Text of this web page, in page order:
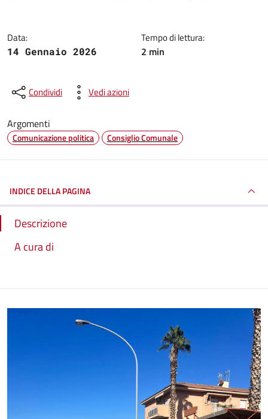
Data:
14 Gennaio 2026
Tempo di lettura:
2 min
Condividi Vedi azioni
Argomenti
Comunicazione politica Consiglio Comunale
INDICE DELLA PAGINA
Descrizione
A cura di